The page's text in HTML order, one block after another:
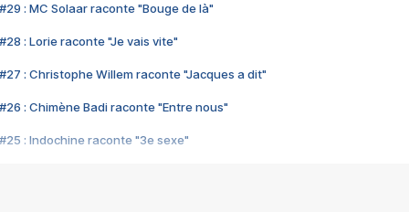
#29 : MC Solaar raconte "Bouge de là"
#28 : Lorie raconte "Je vais vite"
#27 : Christophe Willem raconte "Jacques a dit"
#26 : Chimène Badi raconte "Entre nous"
#25 : Indochine raconte "3e sexe"